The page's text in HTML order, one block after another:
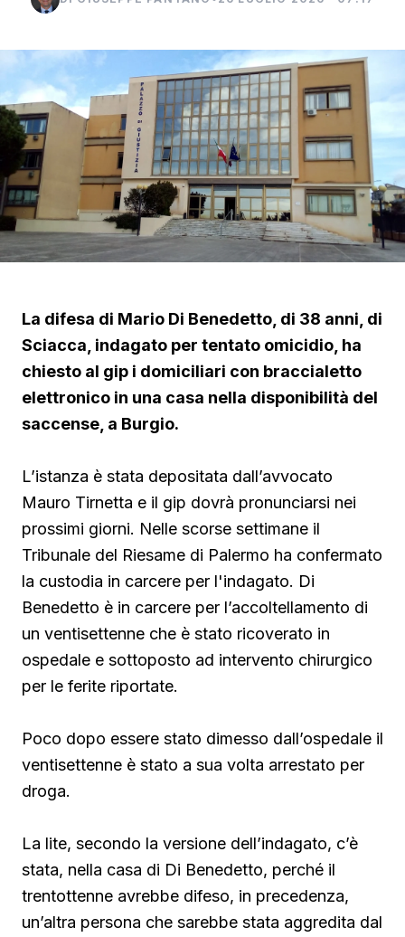
La difesa di Mario Di Benedetto, di 38 anni, di
Sciacca, indagato per tentato omicidio, ha
chiesto al gip i domiciliari con braccialetto
elettronico in una casa nella disponibilità del
saccense, a Burgio.
L’istanza è stata depositata dall’avvocato
Mauro Tirnetta e il gip dovrà pronunciarsi nei
prossimi giorni. Nelle scorse settimane il
Tribunale del Riesame di Palermo ha confermato
la custodia in carcere per l'indagato. Di
Benedetto è in carcere per l’accoltellamento di
un ventisettenne che è stato ricoverato in
ospedale e sottoposto ad intervento chirurgico
per le ferite riportate.
Poco dopo essere stato dimesso dall’ospedale il
ventisettenne è stato a sua volta arrestato per
droga.
La lite, secondo la versione dell’indagato, c’è
stata, nella casa di Di Benedetto, perché il
trentottenne avrebbe difeso, in precedenza,
un’altra persona che sarebbe stata aggredita dal